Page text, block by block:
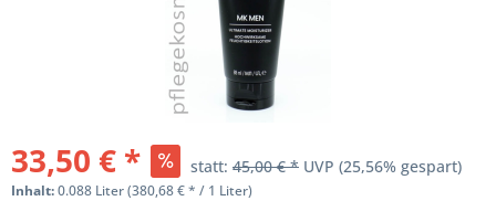
33,50 € * statt: 45,00 € * UVP (25,56% gespart)
Inhalt:0.088 Liter (380,68 € * / 1 Liter)